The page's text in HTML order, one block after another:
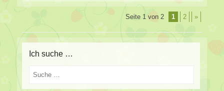
Seite 1 von 2 1 2 »
Ich suche …
Suche